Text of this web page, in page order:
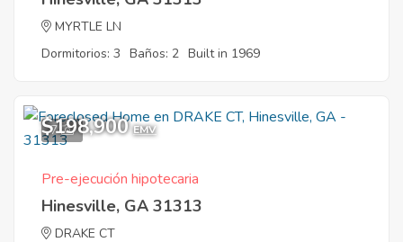
MYRTLE LN
Dormitorios: 3 Baños: 2 Built in 1969
7
$198,900 EMV
Pre-ejecución hipotecaria
Hinesville, GA 31313
DRAKE CT